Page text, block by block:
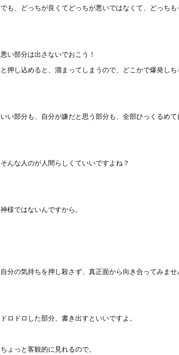
でも、どっちが良くてどっちが悪いではなくて、どっちも
悪い部分は出さないでおこう！
と押し込めると、溜まってしまうので、どこかで爆発しち
いい部分も、自分が嫌だと思う部分も、全部ひっくるめて
そんな人のが人間らしくていいですよね？
神様ではないんですから。
自分の気持ちを押し殺さず、真正面から向き合ってみませ
ドロドロした部分、書き出すといいですよ。
ちょっと客観的に見れるので。